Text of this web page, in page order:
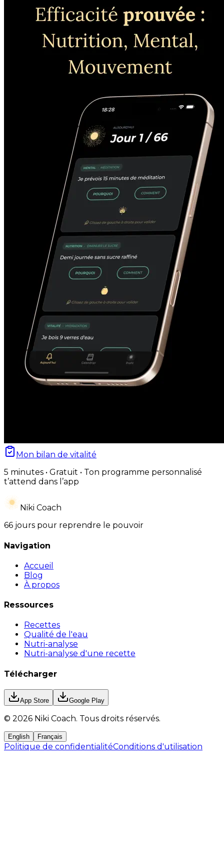
Mon bilan de vitalité
5 minutes • Gratuit • Ton programme personnalisé
t’attend dans l’app
Niki Coach
66 jours pour reprendre le pouvoir
Navigation
Accueil
Blog
À propos
Ressources
Recettes
Qualité de l'eau
Nutri-analyse
Nutri-analyse d'une recette
Télécharger
App Store Google Play
© 2026 Niki Coach. Tous droits réservés.
English Français
Politique de confidentialitéConditions d'utilisation